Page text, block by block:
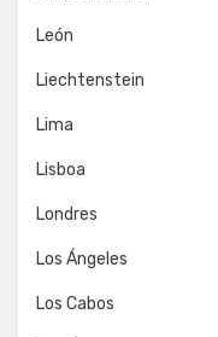
León
Liechtenstein
Lima
Lisboa
Londres
Los Ángeles
Los Cabos